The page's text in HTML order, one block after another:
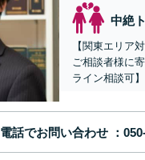
中絶
【関東エリア
ご相談者様に
ライン相談可】
電話でお問い合わせ